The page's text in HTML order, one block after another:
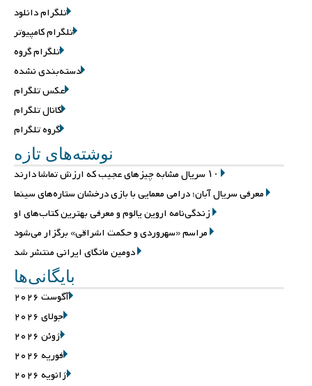
تلگرام دانلود
تلگرام کامپیوتر
تلگرام گروه
دسته‌بندی نشده
عکس تلگرام
کانال تلگرام
گروه تلگرام
نوشته‌های تازه
۱۰ سریال مشابه چیزهای عجیب که ارزش تماشا دارند
معرفی سریال آبان؛ درامی معمایی با بازی درخشان ستاره‌های سینما
زندگی‌نامه اروین یالوم و معرفی بهترین کتاب‌های او
مراسم «سهروردی و حکمت اشراقی» برگزار می‌شود
دومین مانگای ایرانی منتشر شد
بایگانی‌ها
آگوست 2026
جولای 2026
ژوئن 2026
فوریه 2026
ژانویه 2026